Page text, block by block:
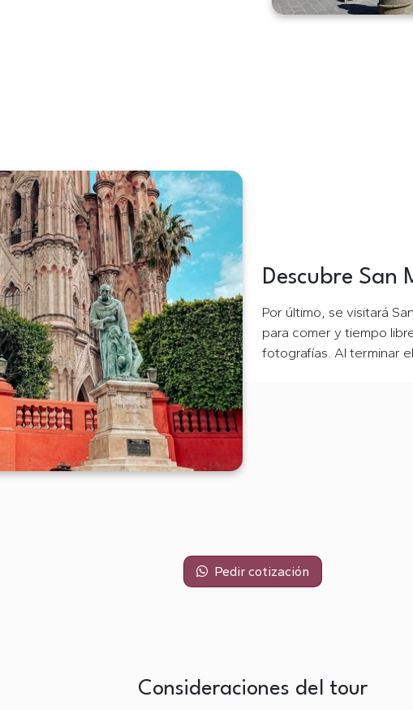
Descubre San
Tour a San
Por último, se visitará
para comer y tiempo
fotografías. Al terminar
Pedir cotización
Consideraciones del tour